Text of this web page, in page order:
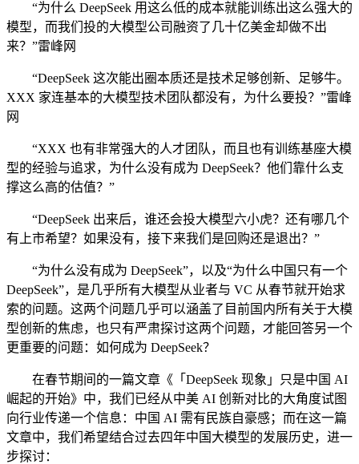
“为什么 DeepSeek 用这么低的成本就能训练出这么强大的
模型，而我们投的大模型公司融资了几十亿美金却做不出
来？”雷峰网
“DeepSeek 这次能出圈本质还是技术足够创新、足够牛。
XXX 家连基本的大模型技术团队都没有，为什么要投？”雷峰
网
“XXX 也有非常强大的人才团队，而且也有训练基座大模
型的经验与追求，为什么没有成为 DeepSeek？他们靠什么支
撑这么高的估值？”
“DeepSeek 出来后，谁还会投大模型六小虎？还有哪几个
有上市希望？如果没有，接下来我们是回购还是退出？”
“为什么没有成为 DeepSeek”，以及“为什么中国只有一个
DeepSeek”，是几乎所有大模型从业者与 VC 从春节就开始求
索的问题。这两个问题几乎可以涵盖了目前国内所有关于大模
型创新的焦虑，也只有严肃探讨这两个问题，才能回答另一个
更重要的问题：如何成为 DeepSeek？
在春节期间的一篇文章《「DeepSeek 现象」只是中国 AI
崛起的开始》中，我们已经从中美 AI 创新对比的大角度试图
向行业传递一个信息：中国 AI 需有民族自豪感；而在这一篇
文章中，我们希望结合过去四年中国大模型的发展历史，进一
步探讨：